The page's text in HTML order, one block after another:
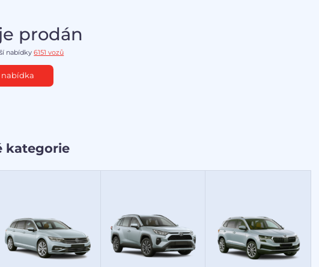
prodán
nabídky6151 vozů
kategorie